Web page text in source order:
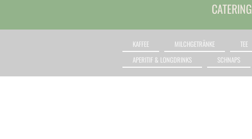
CATERING
KAFFEE MILCHGETRÄNKE TEE
APERITIF & LONGDRINKS
SCHNAPS